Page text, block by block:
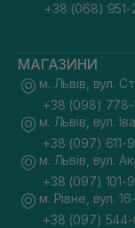
+38 (068) 951-
МАГАЗИНИ
м. Львів, вул.
+38 (098) 778-
м. Львів, вул.
+38 (097) 611-
м. Львів, вул.
+38 (097) 101-
м. Рівне, вул.
+38 (097) 544-